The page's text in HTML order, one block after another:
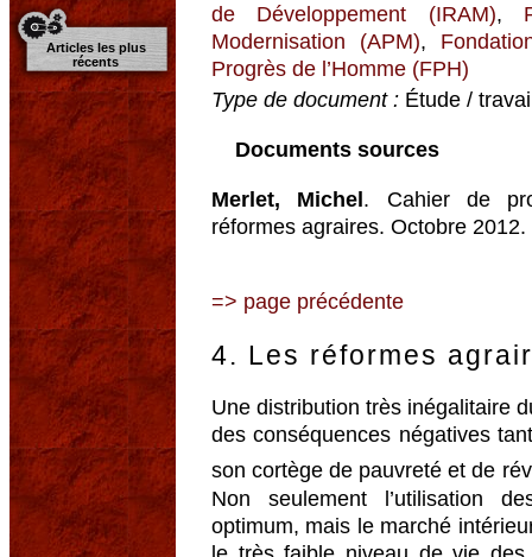
Articles les plus
récents
de Développement (IRAM),
Modernisation (APM),
Progrès de l’Homme (FPH)
Type de document : Étude /
Documents sources
Merlet, Michel . Cahier de
réformes agraires. Octobre
=> page précédente
4. Les réformes
Une distribution très inégalitaire
des conséquences négatives
son cortège de pauvreté et de
Non seulement l’utilisation
optimum, mais le marché